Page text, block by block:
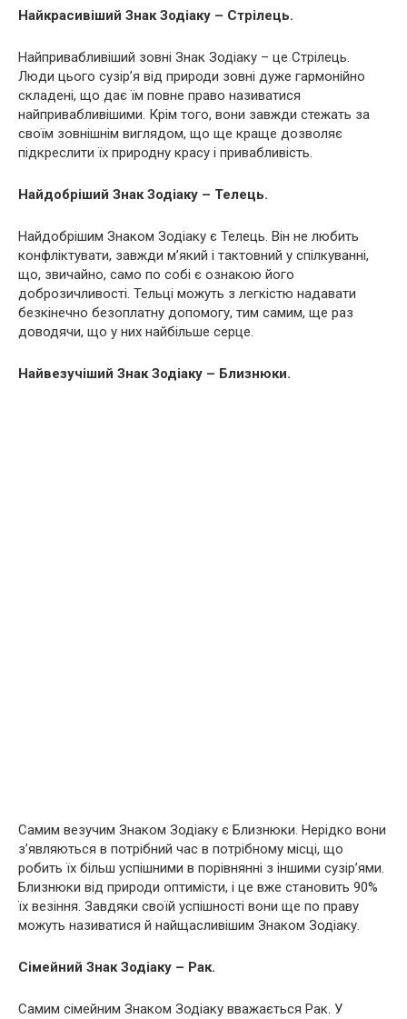
Найкрасивіший Знак Зодіаку – Стрілець.
Найпривабливіший зовні Знак Зодіаку – це Стрілець.
Люди цього сузір’я від природи зовні дуже гармонійно
складені, що дає їм повне право називатися
найпривабливішими. Крім того, вони завжди стежать за
своїм зовнішнім виглядом, що ще краще дозволяє
підкреслити їх природну красу і привабливість.
Найдобріший Знак Зодіаку – Телець.
Найдобрішим Знаком Зодіаку є Телець. Він не любить
конфліктувати, завжди м’який і тактовний у спілкуванні,
що, звичайно, само по собі є ознакою його
доброзичливості. Тельці можуть з легкістю надавати
безкінечно безоплатну допомогу, тим самим, ще раз
доводячи, що у них найбільше серце.
Найвезучіший Знак Зодіаку – Близнюки.
Самим везучим Знаком Зодіаку є Близнюки. Нерідко вони
з’являються в потрібний час в потрібному місці, що
робить їх більш успішними в порівнянні з іншими сузір’ями.
Близнюки від природи оптимісти, і це вже становить 90%
їх везіння. Завдяки своїй успішності вони ще по праву
можуть називатися й найщасливішим Знаком Зодіаку.
Сімейний Знак Зодіаку – Рак.
Самим сімейним Знаком Зодіаку вважається Рак. У